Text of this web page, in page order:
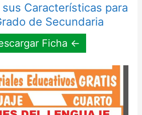
sus Características para
de Secundaria
Ficha ←